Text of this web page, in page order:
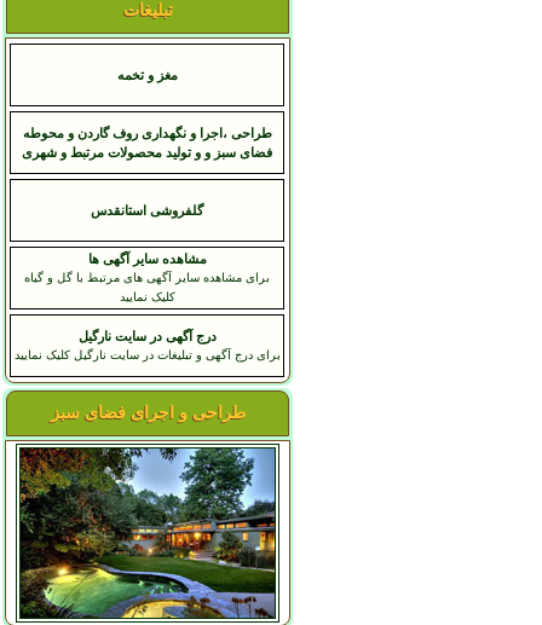
تبلیغات
مغز و تخمه
طراحی ،اجرا و نگهداری روف گاردن و محوطه
فضای سبز و و تولید محصولات مرتبط و شهری
گلفروشی استانقدس
مشاهده سایر آگهی ها
برای مشاهده سایر آگهی های مرتبط با گل و گیاه
کلیک نمایید
درج آگهی در سایت نارگیل
برای درج آگهی و تبلیغات در سایت نارگیل کلیک نمایید
طراحی و اجرای فضای سبز